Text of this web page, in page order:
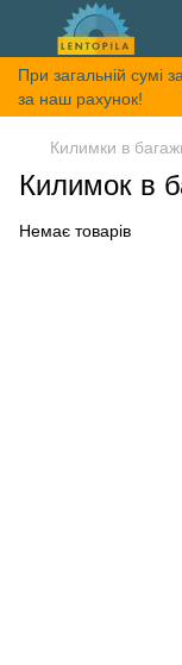
При загальній сумі
за наш рахунок!
Килимки в
Килимок в
Немає товарів